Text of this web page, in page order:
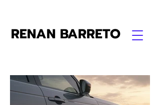
RENAN BARRETO